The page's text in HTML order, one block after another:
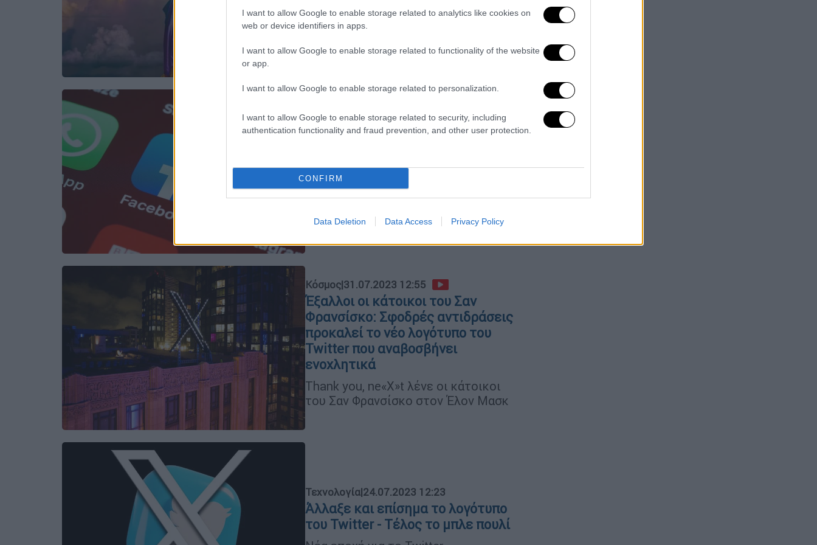
I want to allow Google to enable storage related to analytics like cookies on
web or device identifiers in apps.
I want to allow Google to enable storage related to functionality of the website
or app.
I want to allow Google to enable storage related to personalization.
I want to allow Google to enable storage related to security, including
authentication functionality and fraud prevention, and other user protection.
CONFIRM
Data Deletion Data Access Privacy Policy
ανανεώσει το λογότυπό της, με
αφορμή τα 100 χρόνια από την ίδρυσή
της
Τεχνολογία|21.09.2023 20:25
Το Facebook άλλαξε λογότυπο και
αλλαγή
Το Facebook λέει ότι η αλλαγή του
λογότυπου σε πεζό «f» είναι
καλύτερη για «το μάτι»
Κόσμος|31.07.2023 12:55
Έξαλλοι οι κάτοικοι του Σαν
Φρανσίσκο: Σφοδρές αντιδράσεις
προκαλεί το νέο λογότυπο του
Twitter που αναβοσβήνει
ενοχλητικά
Thank you, ne«X»t λένε οι κάτοικοι
του Σαν Φρανσίσκο στον Έλον Μασκ
Τεχνολογία|24.07.2023 12:23
Άλλαξε και επίσημα το λογότυπο
του Twitter - Τέλος το μπλε πουλί